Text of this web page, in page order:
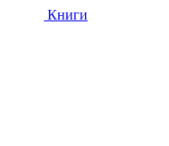
Книги